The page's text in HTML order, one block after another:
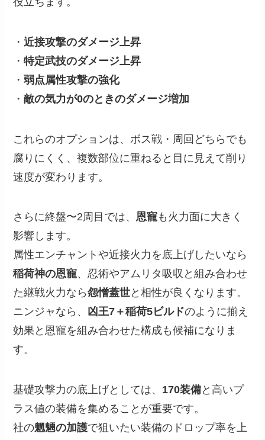
・近接攻撃のダメージ上昇
・特定武技のダメージ上昇
・弱点属性攻撃の強化
・敵の気力が0のときのダメージ増加
これらのオプションは、ボス戦・周回どちらでも
腐りにくく、複数部位に重ねると目に見えて削り
速度が変わります。
さらに終盤〜2周目では、恩寵も火力面に大きく
影響します。
属性エンチャントや近接火力を底上げしたいなら
稲荷神の恩寵、忍術やアムリタ吸収と組み合わせ
た継戦火力なら怨憎蓋世と相性が良くなります。
ニンジャなら、
凶王7＋稲荷5ビルドのように揃え
効果と恩寵を組み合わせた構成も候補になりま
す。
基礎攻撃力の底上げとしては、 170装備と高いプ
ラス値の装備を集めることが重要です。
社の魍魎の加護で狙いたい装備のドロップ率を上